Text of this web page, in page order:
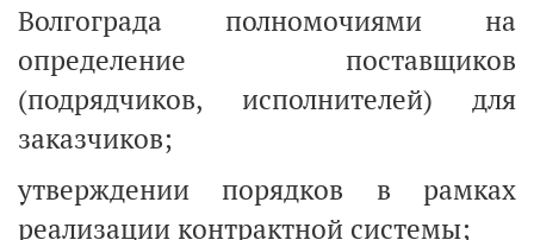
Волгограда полномочиями на
определение поставщиков
(подрядчиков, исполнителей) для
заказчиков;
утверждении порядков в рамках
реализации контрактной системы;